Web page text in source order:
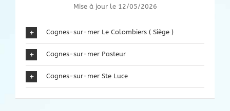
Mise à jour le 12/05/2026
Cagnes-sur-mer Le Colombiers ( Siège )
Cagnes-sur-mer Pasteur
Cagnes-sur-mer Ste Luce